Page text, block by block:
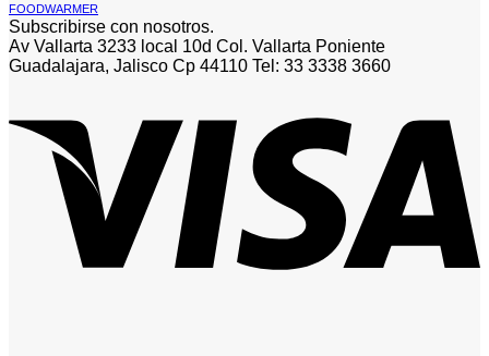
FOODWARMER
Subscribirse con nosotros.
Av Vallarta 3233 local 10d Col. Vallarta Poniente
Guadalajara, Jalisco Cp 44110 Tel: 33 3338 3660